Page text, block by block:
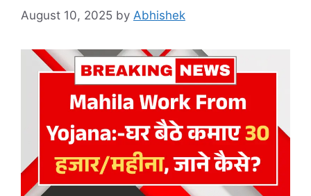
August 10, 2025 by Abhishek